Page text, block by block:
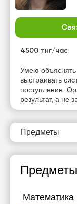
4500 тнг/час
Умею
выстраивать
поступление.
результат, а не
Предметы
Предметы
Математика
17:00
17:30
18:00
18:30
19:30